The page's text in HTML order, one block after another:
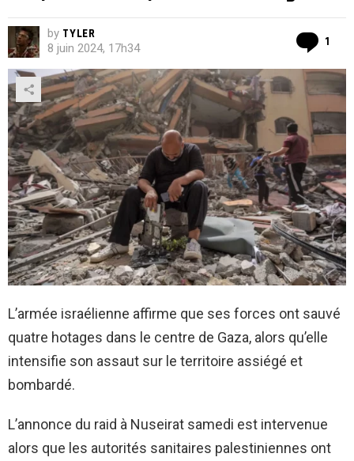
by TYLER
8 juin 2024, 17h34 1
L’armée israélienne affirme que ses forces ont sauvé
quatre hotages dans le centre de Gaza, alors qu’elle
intensifie son assaut sur le territoire assiégé et
bombardé.
L’annonce du raid à Nuseirat samedi est intervenue
alors que les autorités sanitaires palestiniennes ont